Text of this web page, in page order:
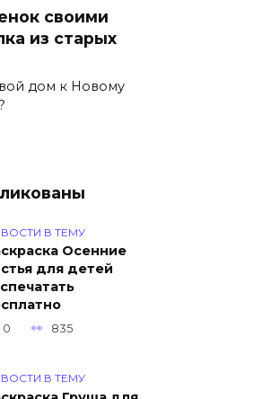
своими
из старых
дом к Новому
В ТЕМУ
Осенние
для детей
0 835
В ТЕМУ